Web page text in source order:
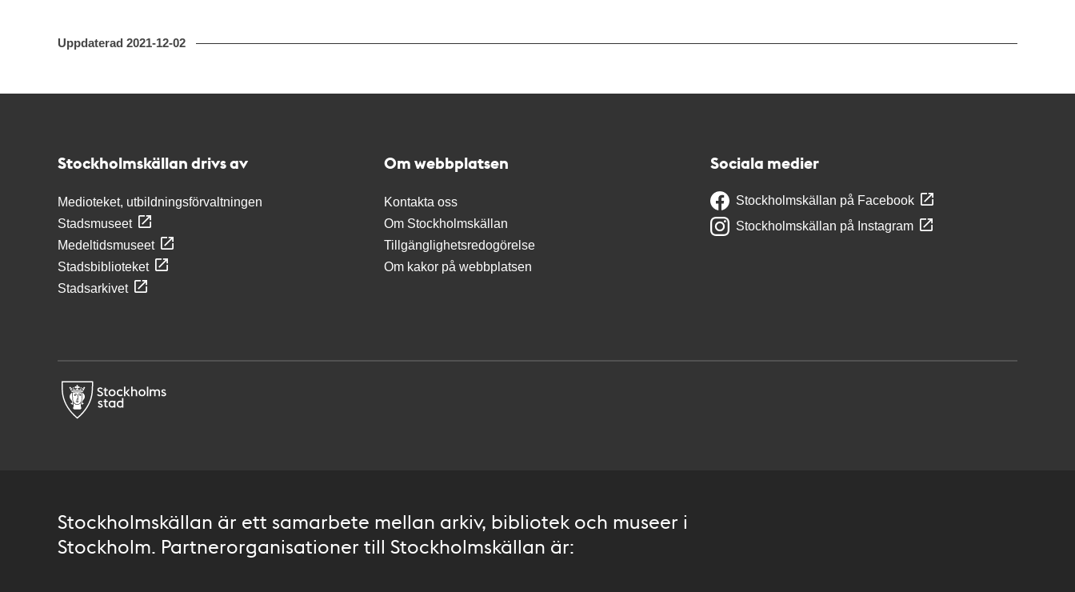
Uppdaterad 2021-12-02
Stockholmskällan drivs av
Medioteket, utbildningsförvaltningen
Stadsmuseet
Medeltidsmuseet
Stadsbiblioteket
Stadsarkivet
Om webbplatsen
Kontakta oss
Om Stockholmskällan
Tillgänglighetsredogörelse
Om kakor på webbplatsen
Sociala medier
Stockholmskällan på Facebook
Stockholmskällan på Instagram
Stockholmskällan är ett samarbete mellan arkiv, bibliotek och museer i
Stockholm. Partnerorganisationer till Stockholmskällan är: